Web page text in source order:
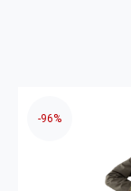
-96%